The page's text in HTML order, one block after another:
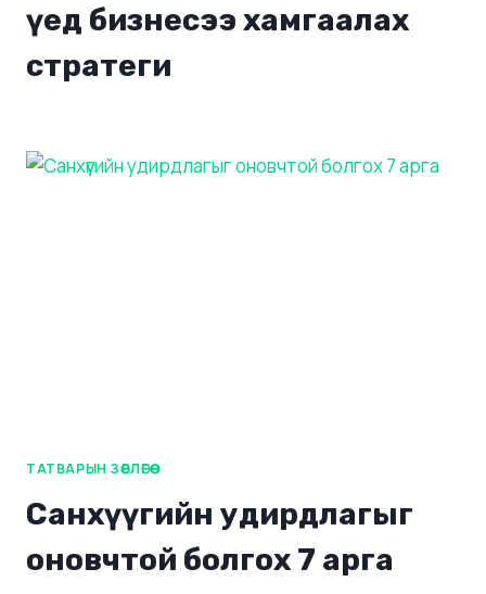
үед бизнесээ хамгаалах
стратеги
ТАТВАРЫН ЗӨВЛӨГӨӨ
Санхүүгийн удирдлагыг
оновчтой болгох 7 арга